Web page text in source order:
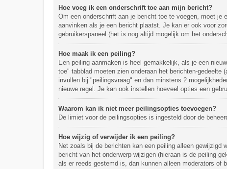
Hoe voeg ik een onderschrift toe aan mijn bericht?
Om een onderschrift aan je bericht toe te voegen, moet
aanvinken als je een bericht plaatst. Je kan er ook voor
gebruikerspaneel (het is nog altijd mogelijk om het
Hoe maak ik een peiling?
Een peiling aanmaken is heel gemakkelijk, als je een
toe" tabblad moeten zien onderaan het berichten-
invullen bij "peilingsvraag" en dan minstens 2
nieuwe regel. Je kan ook instellen hoeveel opties een
Waarom kan ik niet meer peilingsopties toevoegen?
De limiet voor de peilingsopties is ingesteld door de
Hoe wijzig of verwijder ik een peiling?
Net zoals bij de berichten kan een peiling alleen gewijzigd
bericht van het onderwerp wijzigen (hieraan is de peiling
als er reeds gestemd is, dan kunnen alleen moderators of